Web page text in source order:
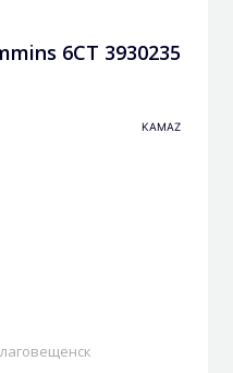
6CT 3930235
KAMAZ